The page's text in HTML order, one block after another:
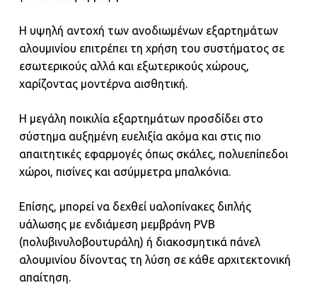
Η υψηλή αντοχή των ανοδιωμένων εξαρτημάτων
αλουμινίου επιτρέπει τη χρήση του συστήματος σε
εσωτερικούς αλλά και εξωτερικούς χώρους,
χαρίζοντας μοντέρνα αισθητική.
Η μεγάλη ποικιλία εξαρτημάτων προσδίδει στο
σύστημα αυξημένη ευελιξία ακόμα και στις πιο
απαιτητικές εφαρμογές όπως σκάλες, πολυεπίπεδοι
χώροι, πισίνες και ασύμμετρα μπαλκόνια.
Επίσης, μπορεί να δεχθεί υαλοπίνακες διπλής
υάλωσης με ενδιάμεση μεμβράνη PVB
(πολυβινυλοβουτυράλη) ή διακοσμητικά πάνελ
αλουμινίου δίνοντας τη λύση σε κάθε αρχιτεκτονική
απαίτηση.